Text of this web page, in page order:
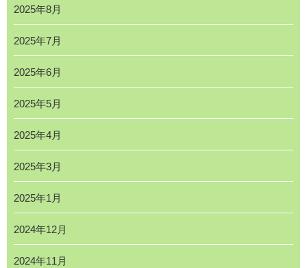
2025年8月
2025年7月
2025年6月
2025年5月
2025年4月
2025年3月
2025年1月
2024年12月
2024年11月